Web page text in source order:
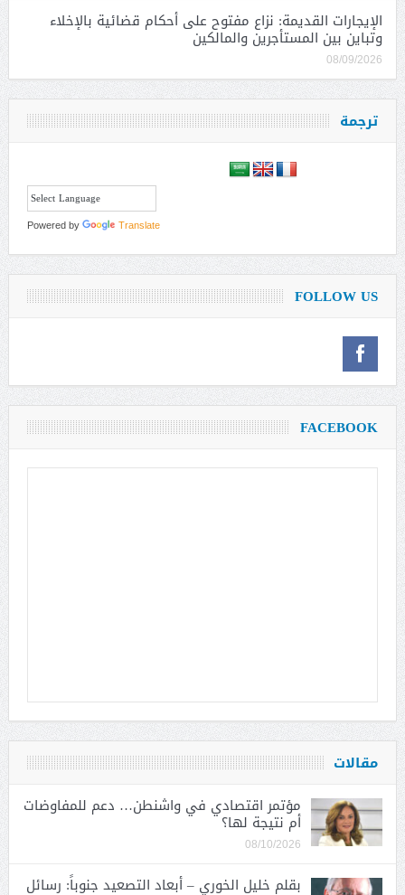
الإيجارات القديمة: نزاع مفتوح على أحكام قضائية بالإخلاء
وتباين بين المستأجرين والمالكين
08/09/2026
ترجمة
Powered by Translate
FOLLOW US
FACEBOOK
مقالات
مؤتمر اقتصادي في واشنطن… دعم للمفاوضات
أم نتيجة لها؟
08/10/2026
بقلم خليل الخوري – أبعاد التصعيد جنوباً: رسائل